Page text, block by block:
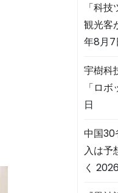
「科
観光客
年8月7
宇樹科
「ロ
日
中国
入は予
く